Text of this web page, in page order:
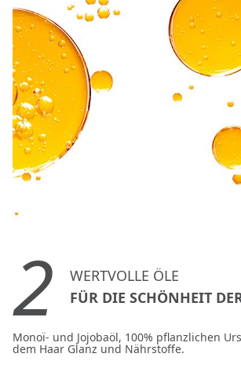
2
WERTVOLLE ÖLE
FÜR DIE SCHÖNHEIT
Monoï- und Jojobaöl, 100% pflanzlichen
dem Haar Glanz und Nährstoffe.